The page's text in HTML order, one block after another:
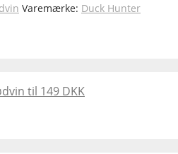
Varemærke: Duck Hunter
til 149 DKK